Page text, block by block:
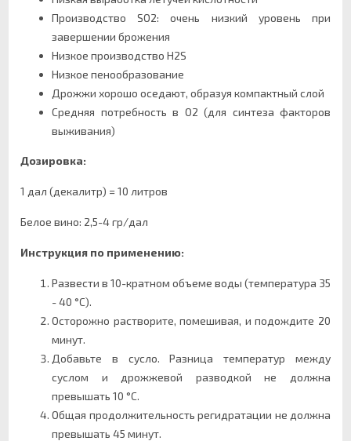
Производство SO2: очень низкий уровень при
завершении брожения
Низкое производство H2S
Низкое пенообразование
Дрожжи хорошо оседают, образуя компактный слой
Средняя потребность в O2 (для синтеза факторов
выживания)
Дозировка:
1 дал (декалитр) = 10 литров
Белое вино: 2,5-4 гр/дал
Инструкция по применению:
Развести в 10-кратном объеме воды (температура 35
- 40 °C).
Осторожно растворите, помешивая, и подождите 20
минут.
Добавьте в сусло. Разница температур между
суслом и дрожжевой разводкой не должна
превышать 10 °C.
Общая продолжительность регидратации не должна
превышать 45 минут.